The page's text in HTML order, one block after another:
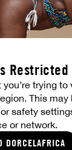
Restricted
trying to
This may
safety
or network.
DORCELAFRICA
de pouvoir